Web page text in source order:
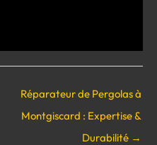
Réparateur de Pergolas à
Montgiscard : Expertise &
Durabilité →